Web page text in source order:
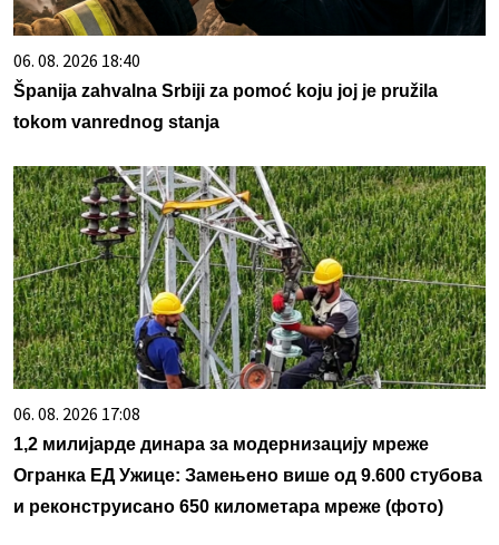
06. 08. 2026 18:40
Španija zahvalna Srbiji za pomoć koju joj je pružila
tokom vanrednog stanja
06. 08. 2026 17:08
1,2 милијарде динара за модернизацију мреже
Огранка ЕД Ужице: Замењено више од 9.600 стубова
и реконструисано 650 километара мреже (фото)